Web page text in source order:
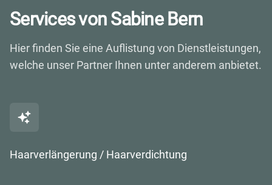
Services von Sabine Bern
Hier finden Sie eine Auflistung von Dienstleistungen,
welche unser Partner Ihnen unter anderem anbietet.
Haarverlängerung / Haarverdichtung